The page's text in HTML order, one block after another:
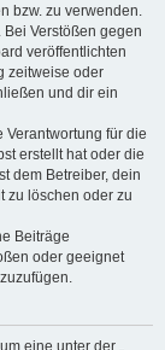
bzw. zu verwenden.
Verstößen gegen
veröffentlichten
zeitweise oder
und dir ein
Verantwortung für die
erstellt hat oder die
dem Betreiber, dein
zu löschen oder zu
Beiträge
oder geeignet
eine unter der „